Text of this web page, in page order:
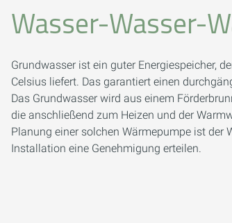
Wasser-Wasser-
Grundwasser ist ein guter Energiespeicher,
Celsius liefert. Das garantiert einen
Das Grundwasser wird aus einem
die anschließend zum Heizen und der
Planung einer solchen Wärmepumpe ist der
Installation eine Genehmigung erteilen.